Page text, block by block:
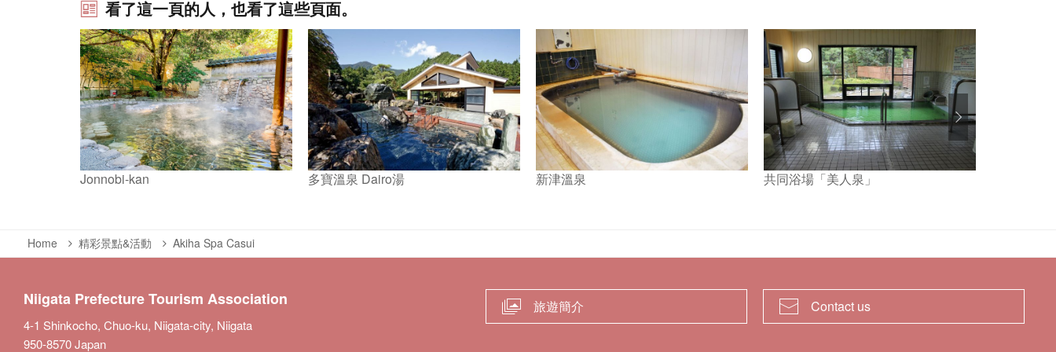
看了這一頁的人，也看了這些頁面。
Jonnobi-kan 多寶溫泉 Dairo湯 新津溫泉 共同浴場「美人泉」
Home 精彩景點&活動 Akiha Spa Casui
Niigata Prefecture Tourism Association
4-1 Shinkocho, Chuo-ku, Niigata-city, Niigata
950-8570 Japan
旅遊簡介 Contact us